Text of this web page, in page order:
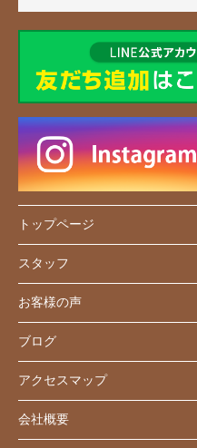
トップページ
スタッフ
お客様の声
ブログ
アクセスマップ
会社概要